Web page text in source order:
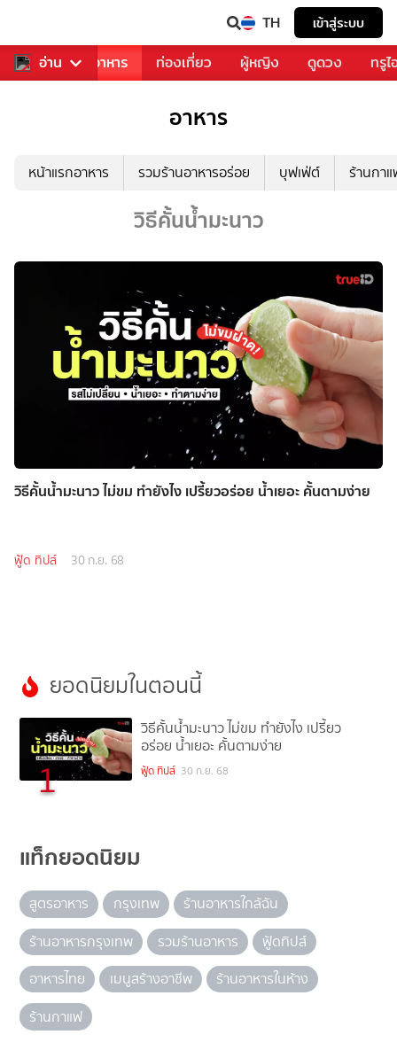
TH เข้าสู่ระบบ
อ่าน
การเพลง อาหาร ท่องเที่ยว ผู้หญิง ดูดวง ทรู
อาหาร
หน้าแรกอาหาร รวมร้านอาหารอร่อย บุฟเฟ่ต์ ร้านกา
วิธีคั้นน้ำมะนาว
วิธีคั้นน้ำมะนาว ไม่ขม ทำยังไง เปรี้ยวอร่อย น้ำเยอะ คั้นตามง่าย
ฟู้ด ทิปส์ 30 ก.ย. 68
ยอดนิยมในตอนนี้
1
วิธีคั้นน้ำมะนาว ไม่ขม ทำยังไง เปรี้ยว
อร่อย น้ำเยอะ คั้นตามง่าย
ฟู้ด ทิปส์ 30 ก.ย. 68
แท็กยอดนิยม
สูตรอาหาร กรุงเทพ
ร้านอาหารใกล้ฉัน
ร้านอาหารกรุงเทพ
รวมร้านอาหาร
ฟู้ดทิปส์
อาหารไทย
เมนูสร้างอาชีพ
ร้านอาหารในห้าง
ร้านกาแฟ